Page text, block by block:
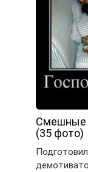
Смешные
(35 фото)